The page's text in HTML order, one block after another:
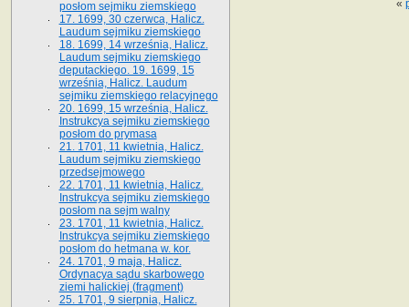
«
posłom sejmiku ziemskiego
17. 1699, 30 czerwca, Halicz.
Laudum sejmiku ziemskiego
18. 1699, 14 września, Halicz.
Laudum sejmiku ziemskiego
deputackiego. 19. 1699, 15
września, Halicz. Laudum
sejmiku ziemskiego relacyjnego
20. 1699, 15 września, Halicz.
Instrukcya sejmiku ziemskiego
posłom do prymasa
21. 1701, 11 kwietnia, Halicz.
Laudum sejmiku ziemskiego
przedsejmowego
22. 1701, 11 kwietnia, Halicz.
Instrukcya sejmiku ziemskiego
posłom na sejm walny
23. 1701, 11 kwietnia, Halicz.
Instrukcya sejmiku ziemskiego
posłom do hetmana w. kor.
24. 1701, 9 maja, Halicz.
Ordynacya sądu skarbowego
ziemi halickiej (fragment)
25. 1701, 9 sierpnia, Halicz.